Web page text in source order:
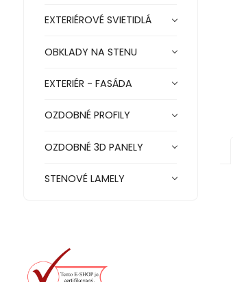
EXTERIÉROVÉ SVIETIDLÁ
OBKLADY NA STENU
EXTERIÉR - FASÁDA
OZDOBNÉ PROFILY
OZDOBNÉ 3D PANELY
STENOVÉ LAMELY